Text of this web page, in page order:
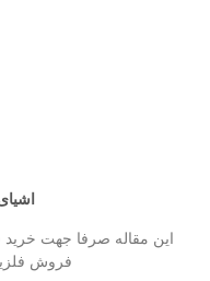
این مقاله صرفا جهت
فروش فلزیاب